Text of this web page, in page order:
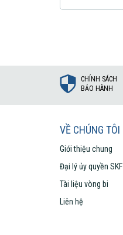
CHÍNH SÁCH
BẢO HÀNH
VỀ CHÚNG TÔI
Giới thiệu chung
Đại lý ủy quyền SKF
Tài liệu vòng bi
Liên hệ